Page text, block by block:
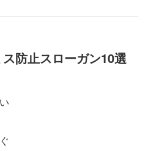
ス防止スローガン10選